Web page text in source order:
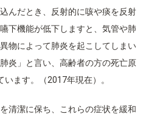
んだとき、反射的に咳や痰を反射
下機能が低下しますと、気管や肺
物によって肺炎を起こしてしまい
炎」と言い、高齢者の方の死亡原
ます。（2017年現在）。
清潔に保ち、これらの症状を緩和